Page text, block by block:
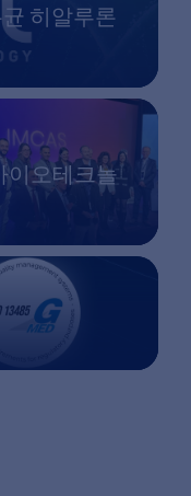
히알루론
이오테크놀